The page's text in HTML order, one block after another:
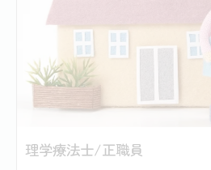
理学療法士/正職員